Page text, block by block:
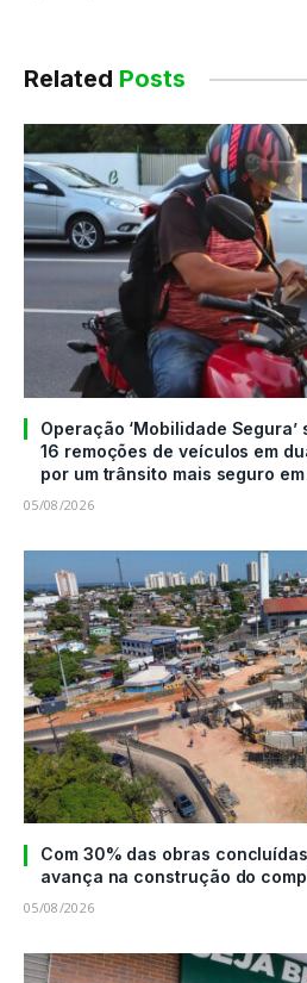
Related Posts
Operação ‘Mobilidade
16 remoções de veículos em
por um trânsito mais seguro
05/08/2026
Com 30% das obras
avança na construção do
05/08/2026